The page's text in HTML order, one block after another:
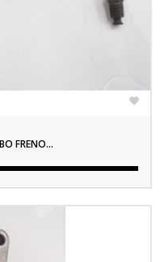

FRENO...